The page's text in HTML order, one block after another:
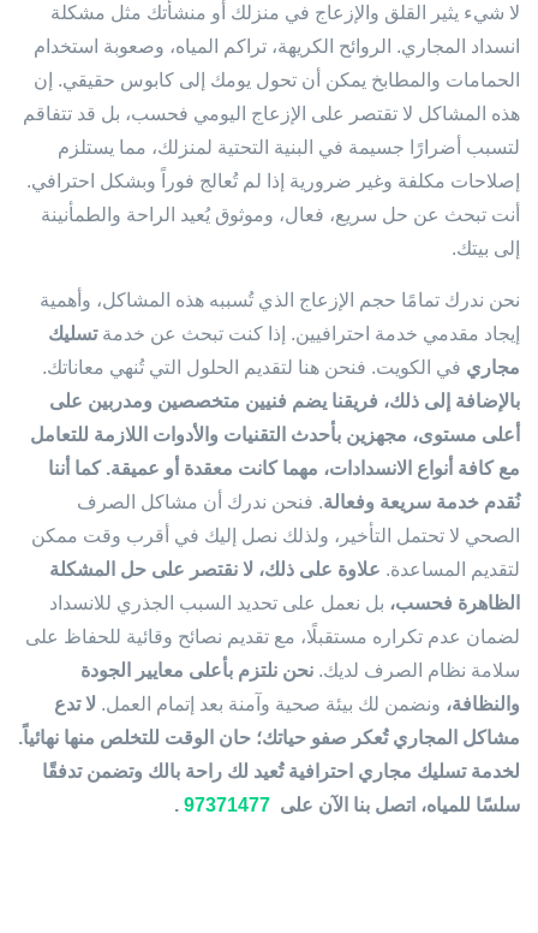
لا شيء يثير القلق والإزعاج في منزلك أو منشأتك مثل مشكلة
انسداد المجاري. الروائح الكريهة، تراكم المياه، وصعوبة استخدام
الحمامات والمطابخ يمكن أن تحول يومك إلى كابوس حقيقي. إن
هذه المشاكل لا تقتصر على الإزعاج اليومي فحسب، بل قد تتفاقم
لتسبب أضرارًا جسيمة في البنية التحتية لمنزلك، مما يستلزم
إصلاحات مكلفة وغير ضرورية إذا لم تُعالج فوراً وبشكل احترافي.
أنت تبحث عن حل سريع، فعال، وموثوق يُعيد الراحة والطمأنينة
إلى بيتك.
نحن ندرك تمامًا حجم الإزعاج الذي تُسببه هذه المشاكل، وأهمية
إيجاد مقدمي خدمة احترافيين. إذا كنت تبحث عن خدمةتسليك
مجاري في الكويت. فنحن هنا لتقديم الحلول التي تُنهي معاناتك.
بالإضافة إلى ذلك، فريقنا يضم فنيين متخصصين ومدربين على
أعلى مستوى، مجهزين بأحدث التقنيات والأدوات اللازمة للتعامل
مع كافة أنواع الانسدادات، مهما كانت معقدة أو عميقة. كما أننا
نُقدم خدمة سريعة وفعالة. فنحن ندرك أن مشاكل الصرف
الصحي لا تحتمل التأخير، ولذلك نصل إليك في أقرب وقت ممكن
لتقديم المساعدة. علاوة على ذلك، لا نقتصر على حل المشكلة
الظاهرة فحسب، بل نعمل على تحديد السبب الجذري للانسداد
لضمان عدم تكراره مستقبلًا، مع تقديم نصائح وقائية للحفاظ على
سلامة نظام الصرف لديك. نحن نلتزم بأعلى معايير الجودة
والنظافة، ونضمن لك بيئة صحية وآمنة بعد إتمام العمل. لا تدع
مشاكل المجاري تُعكر صفو حياتك؛ حان الوقت للتخلص منها نهائياً.
لخدمة تسليك مجاري احترافية تُعيد لك راحة بالك وتضمن تدفقًا
سلسًا للمياه، اتصل بنا الآن على 97371477
.